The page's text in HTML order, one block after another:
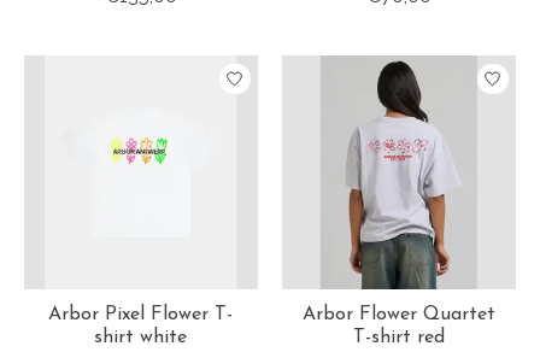
Arbor Pixel Flower T-
shirt white
Arbor Flower Quartet
T-shirt red